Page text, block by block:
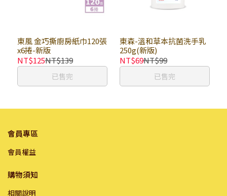
東風 金巧撕廚房紙巾120張
x6捲-新版
NT$125NT$139
已售完
東森-溫和草本抗菌洗手乳
250g(新版)
NT$69NT$99
已售完
會員專區
會員權益
購物須知
相關說明